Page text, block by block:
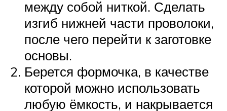
между собой ниткой. Сделать
изгиб нижней части проволоки,
после чего перейти к заготовке
основы.
Берется формочка, в качестве
которой можно использовать
любую ёмкость, и накрывается